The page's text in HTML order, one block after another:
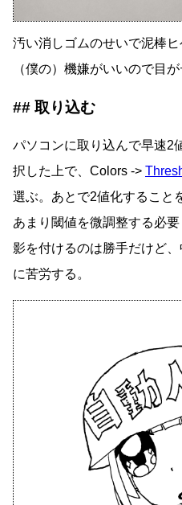
汚い消しゴムのせいで泥棒
（僕の）機嫌がいいので目が
取り込む
パソコンに取り込んで早速2
択した上で、Colors ->
選ぶ。あとで2値化すること
あまり閾値を微調整する必
影を付けるのは勝手だけど
に苦労する。